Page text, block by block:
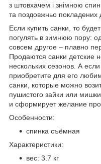
з штовхачем і знімною
та поздовжньо покладених
Если купить санки, то
погулять в зимнюю пору:
совсем другое – плавно
Продаются санки детские
нескольких сезонов. А
приобретите для его
санки, которые можно
пушистого зайки или
и сформирует желание
Особенности:
спинка съёмная
Характеристики:
вес: 3.7 кг